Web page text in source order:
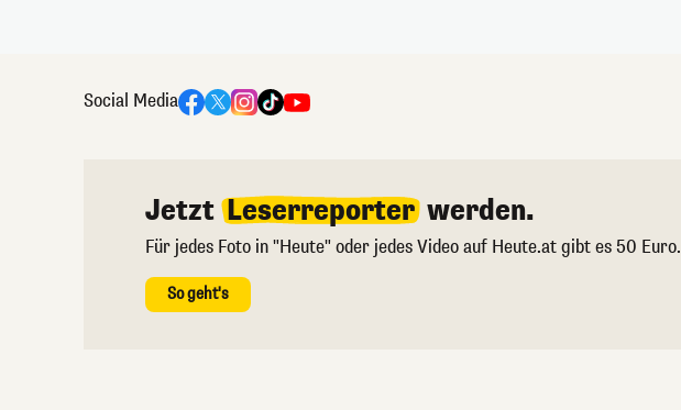
Social Media
Jetzt Leserreporter werden.
Für jedes Foto in "Heute" oder jedes Video auf Heute.at gibt es 50 Euro.
So geht's